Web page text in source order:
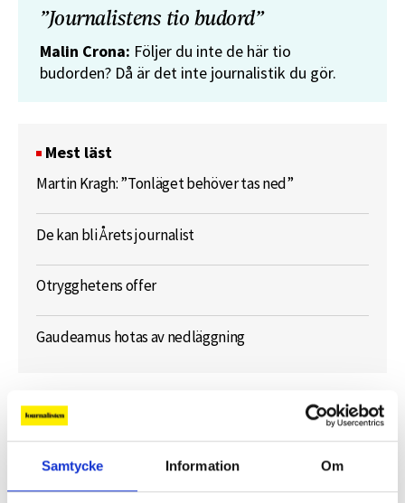
Samtycke Information Om
”Journalistens tio budord”
Malin Crona: Följer du inte de här tio
budorden? Då är det inte journalistik du gör.
Mest läst
Martin Kragh: ”Tonläget behöver tas ned”
De kan bli Årets journalist
Otrygghetens offer
Gaudeamus hotas av nedläggning
Ledare